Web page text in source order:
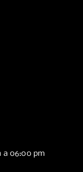
a 06:00 pm